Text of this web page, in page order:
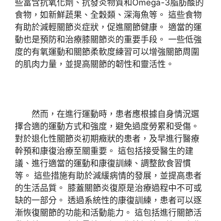
些富含抗氧化劑、抗發炎物質和Omega-3脂肪酸的
食物，如新鮮蔬果、全穀類、深海魚等。 這些食物
有助於減輕關節炎症狀，促進關節健康。 適當的運
動也是預防和治療膝關節炎的重要手段。 一些低強
度的有氧運動和關節柔軟度練習可以增強關節周圍
的肌肉力量，並提高關節的韌性和靈活性。
然而，在進行運動時，患者應根據自身情況選
擇合適的運動方式和強度，避免過度勞累和受傷。
對於退化性關節炎初期癥狀的患者，及早進行醫療
幹預和康復治療至關重要。 這包括接受醫生的建
議、進行適當的運動和康復訓練、調整飲食習慣
等。 這些措施有助於減緩病情的發展，並提高患者
的生活品質。 膝蓋關節炎復原是治療過程中不可或
缺的一部分。 透過系統性的康復訓練，患者可以逐
漸恢復關節的功能和活動能力。 這包括進行關節活